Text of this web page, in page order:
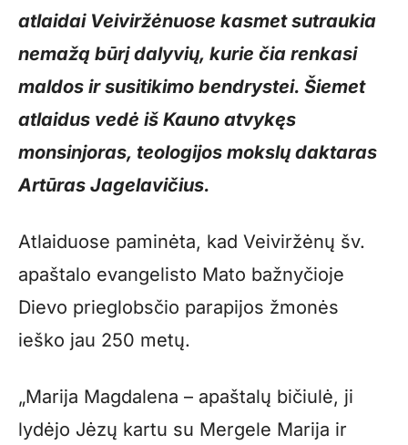
atlaidai Veiviržėnuose kasmet sutraukia
nemažą būrį dalyvių, kurie čia renkasi
maldos ir susitikimo bendrystei. Šiemet
atlaidus vedė iš Kauno atvykęs
monsinjoras, teologijos mokslų daktaras
Artūras Jagelavičius.
Atlaiduose paminėta, kad Veiviržėnų šv.
apaštalo evangelisto Mato bažnyčioje
Dievo prieglobsčio parapijos žmonės
ieško jau 250 metų.
„Marija Magdalena – apaštalų bičiulė, ji
lydėjo Jėzų kartu su Mergele Marija ir